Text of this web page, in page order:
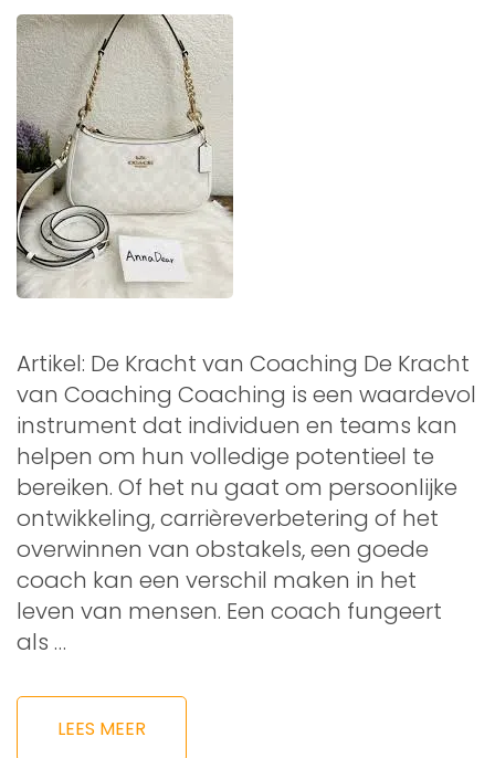
Artikel: De Kracht van Coaching De Kracht
van Coaching Coaching is een waardevol
instrument dat individuen en teams kan
helpen om hun volledige potentieel te
bereiken. Of het nu gaat om persoonlijke
ontwikkeling, carrièreverbetering of het
overwinnen van obstakels, een goede
coach kan een verschil maken in het
leven van mensen. Een coach fungeert
als …
LEES MEER